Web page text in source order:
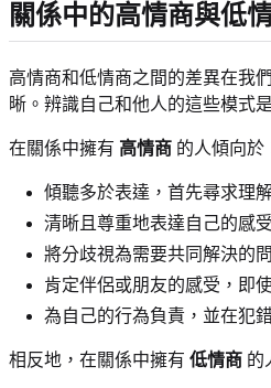
關係中的高情商與低
高情商和低情商之間的差異在我
晰。辨識自己和他人的這些模式
在關係中擁有 高情商 的人傾向於
傾聽多於表達，首先尋求理
清晰且尊重地表達自己的感
將分歧視為需要共同解決的
肯定伴侶或朋友的感受，即
為自己的行為負責，並在犯
相反地，在關係中擁有 低情商 的